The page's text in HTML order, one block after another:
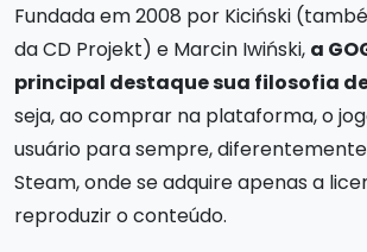
Fundada em 2008 por Kiciński
da CD Projekt) e Marcin Iwiński, a
principal destaque sua filosofia de
seja, ao comprar na plataforma, o
usuário para sempre,
Steam, onde se adquire apenas a
reproduzir o conteúdo.